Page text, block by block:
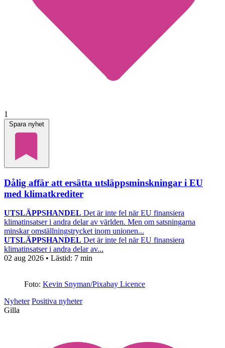
1
Spara nyhet
Dålig affär att ersätta utsläppsminskningar i EU
med klimatkrediter
UTSLÄPPSHANDEL Det är inte fel när EU finansiera
klimatinsatser i andra delar av världen. Men om satsningarna
minskar omställningstrycket inom unionen...
UTSLÄPPSHANDEL Det är inte fel när EU finansiera
klimatinsatser i andra delar av...
02 aug 2026 • Lästid: 7 min
Foto: Kevin Snyman/Pixabay Licence
Nyheter Positiva nyheter
Gilla